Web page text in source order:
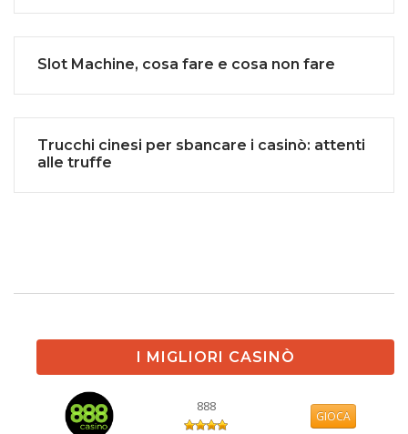
Slot Machine, cosa fare e cosa non fare
Trucchi cinesi per sbancare i casinò: attenti
alle truffe
I MIGLIORI CASINÒ
888
GIOCA